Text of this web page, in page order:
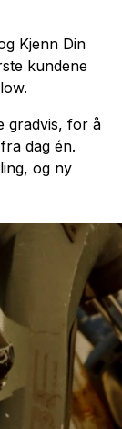
Kjenn Din
kundene
gradvis, for å
dag én.
og ny